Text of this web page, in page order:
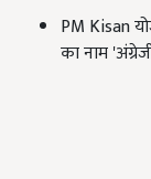
PM Kisan
का नाम